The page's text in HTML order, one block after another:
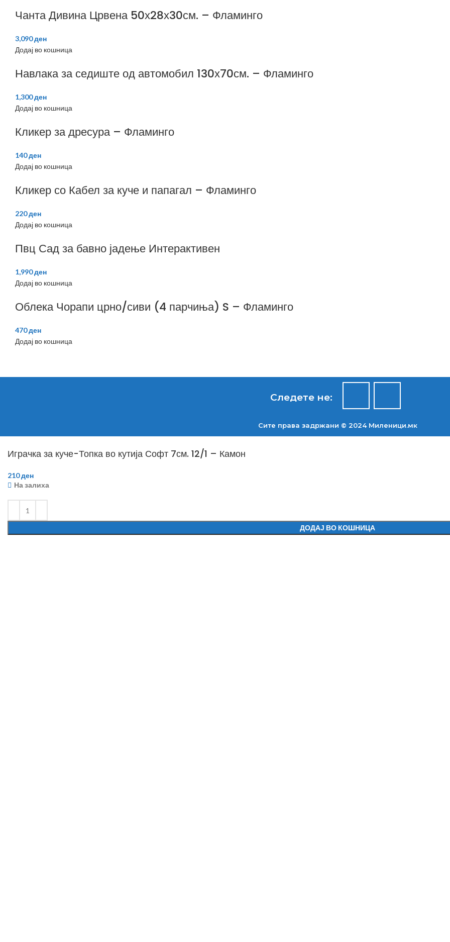
Чанта Дивина Црвена 50х28х30см. – Фламинго
3,090ден
Додај во кошница
Навлака за седиште од автомобил 130х70см. – Фламинго
1,300ден
Додај во кошница
Кликер за дресура – Фламинго
140ден
Додај во кошница
Кликер со Кабел за куче и папагал – Фламинго
220ден
Додај во кошница
Пвц Сад за бавно јадење Интерактивен
1,990ден
Додај во кошница
Облека Чорапи црно/сиви (4 парчиња) S – Фламинго
470ден
Додај во кошница
Следете не:
Сите права задржани © 2024 Mиленици.мк
Играчка за куче-Топка во кутија Софт 7см. 12/1 – Камон
210ден
На залиха
ДОДАЈ ВО КОШНИЦА